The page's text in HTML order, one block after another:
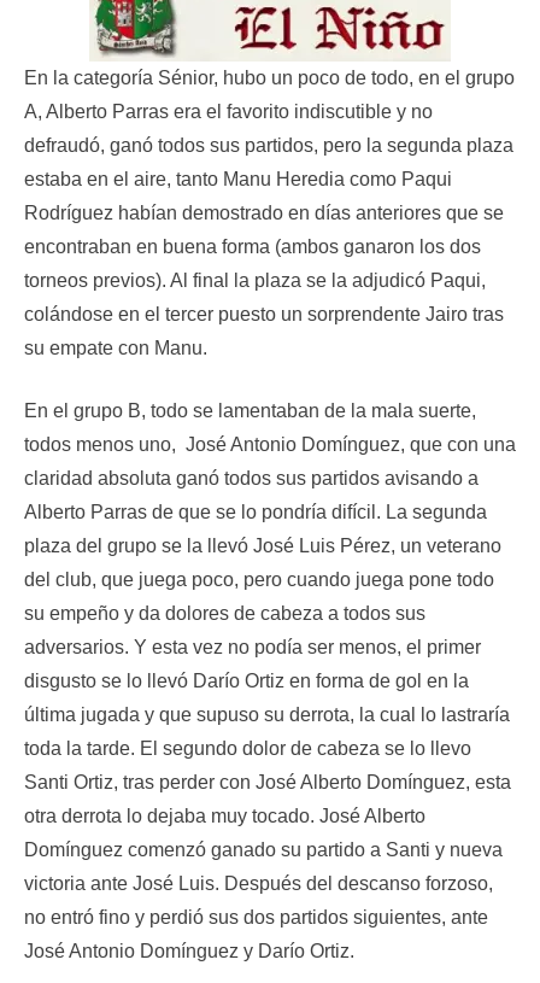
En la categoría Sénior, hubo un poco de todo, en el grupo
A, Alberto Parras era el favorito indiscutible y no
defraudó, ganó todos sus partidos, pero la segunda plaza
estaba en el aire, tanto Manu Heredia como Paqui
Rodríguez habían demostrado en días anteriores que se
encontraban en buena forma (ambos ganaron los dos
torneos previos). Al final la plaza se la adjudicó Paqui,
colándose en el tercer puesto un sorprendente Jairo tras
su empate con Manu.
En el grupo B, todo se lamentaban de la mala suerte,
todos menos uno, José Antonio Domínguez, que con una
claridad absoluta ganó todos sus partidos avisando a
Alberto Parras de que se lo pondría difícil. La segunda
plaza del grupo se la llevó José Luis Pérez, un veterano
del club, que juega poco, pero cuando juega pone todo
su empeño y da dolores de cabeza a todos sus
adversarios. Y esta vez no podía ser menos, el primer
disgusto se lo llevó Darío Ortiz en forma de gol en la
última jugada y que supuso su derrota, la cual lo lastraría
toda la tarde. El segundo dolor de cabeza se lo llevo
Santi Ortiz, tras perder con José Alberto Domínguez, esta
otra derrota lo dejaba muy tocado. José Alberto
Domínguez comenzó ganado su partido a Santi y nueva
victoria ante José Luis. Después del descanso forzoso,
no entró fino y perdió sus dos partidos siguientes, ante
José Antonio Domínguez y Darío Ortiz.